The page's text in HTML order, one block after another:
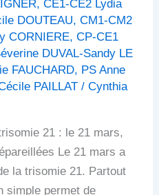
,CE1-CE2 Lydia
DOUTEAU,CM1-CM2
CORNIERE,CP-CE1
DUVAL-Sandy LE
FAUCHARD, PS Anne
PAILLAT /Cynthia
21 : le 21 mars,
Le 21 mars a
la trisomie 21. Partout
simple permet de